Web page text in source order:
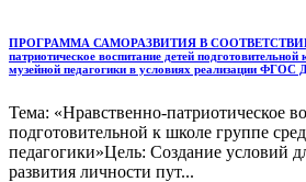
ПРОГРАММА САМОРАЗВИТИЯ В СООТВЕТСТВИИ
патриотическое воспитание детей
музейной педагогики в условиях реализации ФГОС
Тема: «Нравственно-патриотическое
подготовительной к школе группе
педагогики»Цель: Создание условий
развития личности пут...